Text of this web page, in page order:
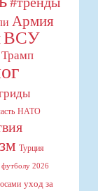
Армия
ВСУ
НАТО
Турция
2026
уход за